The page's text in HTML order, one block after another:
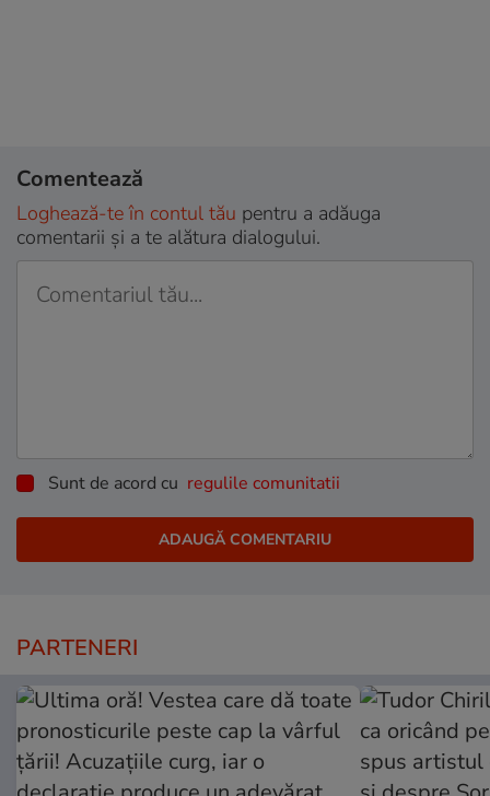
Comentează
Loghează-te în contul tău pentru a adăuga
comentarii și a te alătura dialogului.
Sunt de acord cu regulile comunitatii
PARTENERI